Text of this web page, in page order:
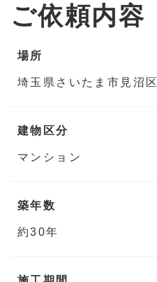
ご依頼内容
場所
埼玉県さいたま市見沼区
建物区分
マンション
築年数
約30年